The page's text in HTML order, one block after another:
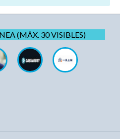
(MÁX. 30 VISIBLES)